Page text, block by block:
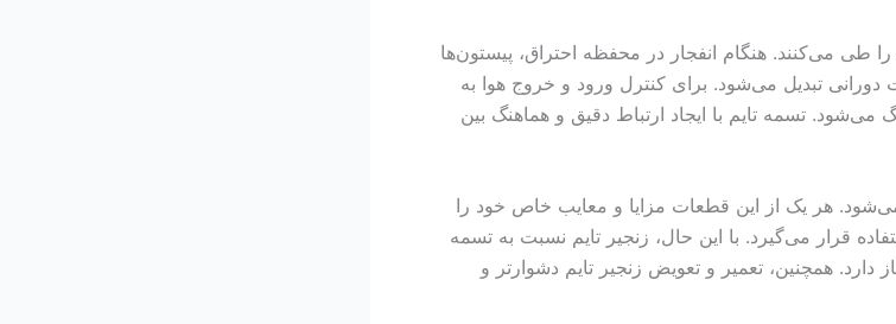
طی می‌کنند. هنگام انفجار در محفظه احتراق، پیستون‌ها
تبدیل می‌شود. برای کنترل ورود و خروج هوا به
تسمه تایم با ایجاد ارتباط دقیق و هماهنگ بین
می‌شود. هر یک از این قطعات مزایا و معایب خاص خود را
قرار می‌گیرد. با این حال، زنجیر تایم نسبت به تسمه
دارد. همچنین، تعمیر و تعویض زنجیر تایم دشوارتر و